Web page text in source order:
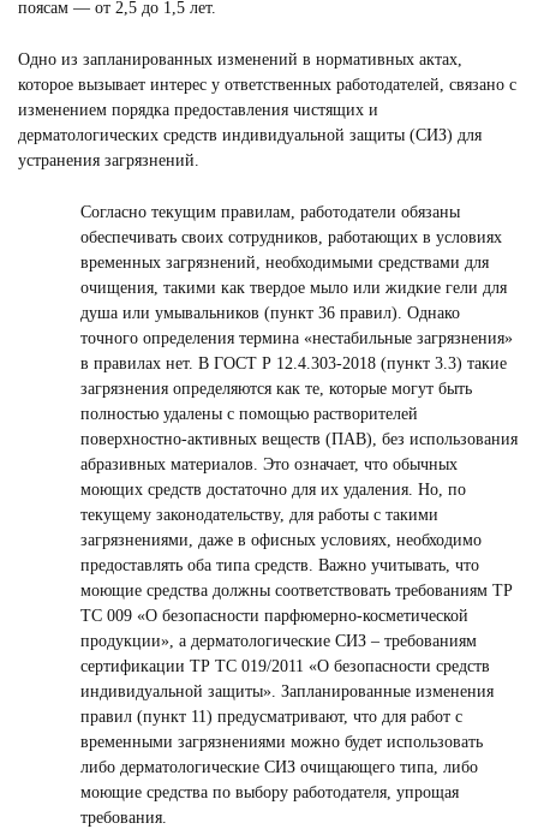
поясам — от 2,5 до 1,5 лет.
Одно из запланированных изменений в нормативных актах,
которое вызывает интерес у ответственных работодателей, связано с
изменением порядка предоставления чистящих и
дерматологических средств индивидуальной защиты (СИЗ) для
устранения загрязнений.
Согласно текущим правилам, работодатели обязаны
обеспечивать своих сотрудников, работающих в условиях
временных загрязнений, необходимыми средствами для
очищения, такими как твердое мыло или жидкие гели для
душа или умывальников (пункт 36 правил). Однако
точного определения термина «нестабильные загрязнения»
в правилах нет. В ГОСТ Р 12.4.303-2018 (пункт 3.3) такие
загрязнения определяются как те, которые могут быть
полностью удалены с помощью растворителей
поверхностно-активных веществ (ПАВ), без использования
абразивных материалов. Это означает, что обычных
моющих средств достаточно для их удаления. Но, по
текущему законодательству, для работы с такими
загрязнениями, даже в офисных условиях, необходимо
предоставлять оба типа средств. Важно учитывать, что
моющие средства должны соответствовать требованиям ТР
ТС 009 «О безопасности парфюмерно-косметической
продукции», а дерматологические СИЗ – требованиям
сертификации ТР ТС 019/2011 «О безопасности средств
индивидуальной защиты». Запланированные изменения
правил (пункт 11) предусматривают, что для работ с
временными загрязнениями можно будет использовать
либо дерматологические СИЗ очищающего типа, либо
моющие средства по выбору работодателя, упрощая
требования.